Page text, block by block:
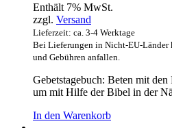
Enthält 7% MwSt.
zzgl. Versand
Lieferzeit: ca. 3-4 Werktage
Bei Lieferungen in Nicht-EU-Länder
und Gebühren anfallen.
Gebetstagebuch: Beten mit
um mit Hilfe der Bibel in der
In den Warenkorb